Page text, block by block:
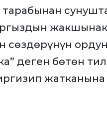
тарабынан
сөздөрүнүн
деген бөтөн